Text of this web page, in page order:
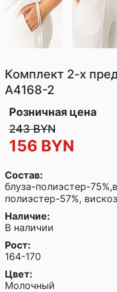
Комплект 2-х
A4168-2
Розничная цена
243 BYN
156 BYN
Состав:
блуза-полиэстер-
полиэстер-57%,
Наличие:
В наличии
Рост:
164-170
Цвет:
Молочный